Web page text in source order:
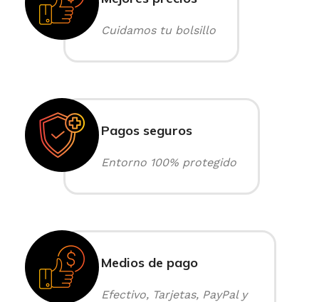
Cuidamos tu bolsillo
Pagos seguros
Entorno 100% protegido
Medios de pago
Efectivo, Tarjetas, PayPal y